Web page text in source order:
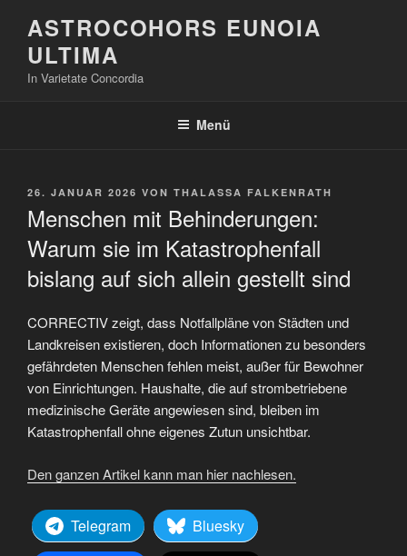
Inhalt
springen
ASTROCOHORS EUNOIA
ULTIMA
In Varietate Concordia
Menü
VERÖFFENTLICHT
26. JANUAR 2026 VON THALASSA FALKENRATH
Menschen mit Behinderungen:
Warum sie im Katastrophenfall
bislang auf sich allein gestellt sind
CORRECTIV zeigt, dass Notfallpläne von Städten und
Landkreisen existieren, doch Informationen zu besonders
gefährdeten Menschen fehlen meist, außer für Bewohner
von Einrichtungen. Haushalte, die auf strombetriebene
medizinische Geräte angewiesen sind, bleiben im
Katastrophenfall ohne eigenes Zutun unsichtbar.
Den ganzen Artikel kann man hier nachlesen.
Telegram
Bluesky